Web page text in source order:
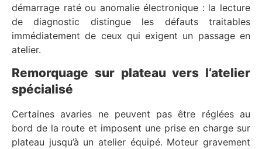
démarrage raté ou anomalie électronique : la lecture
de diagnostic distingue les défauts traitables
immédiatement de ceux qui exigent un passage en
atelier.
Remorquage sur plateau vers l’atelier
spécialisé
Certaines avaries ne peuvent pas être réglées au
bord de la route et imposent une prise en charge sur
plateau jusqu’à un atelier équipé. Moteur gravement